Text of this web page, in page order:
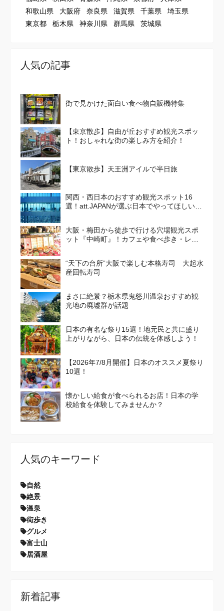
和歌山県
大阪府 奈良県 滋賀県 千葉県
埼玉県
東京都
栃木県 神奈川県 群馬県 茨城県
人気の記事
街で見かけた面白い食べ物自販機特集
【東京散歩】自由が丘おすすめ観光スポッ
ト！おしゃれな街の楽しみ方を紹介！
【東京散歩】天王洲アイルで半日旅
関西・西日本のおすすめ観光スポット16
選！att.JAPANが選ぶ日本でやってほしいこ
大阪・梅田から徒歩で行ける穴場観光スポ
ット『中崎町』！カフェや食べ歩き・レト
“天下の台所”大阪で楽しむ本格寿司 大起水
産回転寿司
まさに絶景？栃木県鬼怒川温泉おすすめ観
光地の廃墟群が話題
日本の有名な祭り15選！地元民と共に盛り
上がりながら、日本の伝統を体感しよう！
【2026年7/8月開催】日本のオススメ夏祭り
10選！
懐かしい給食が食べられるお店！日本の学
校給食を体験してみませんか？
人気のキーワード
自然
絶景
温泉
街歩き
グルメ
富士山
居酒屋
新着記事